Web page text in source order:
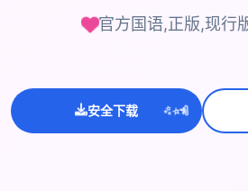
官方国语,正版,现行
安全下载 ✨⭐💫